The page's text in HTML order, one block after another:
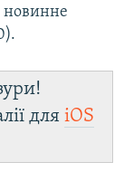
новинне
для iOS